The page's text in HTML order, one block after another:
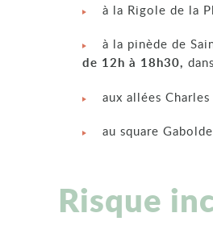
à la Rigole de la
à la pinède de
de 12h à 18h30,
aux allées
au square Gabolde.
Risque